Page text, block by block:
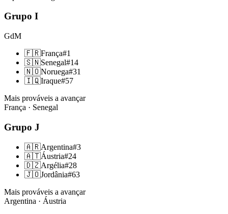
Grupo I
GdM
🇫🇷França#1
🇸🇳Senegal#14
🇳🇴Noruega#31
🇮🇶Iraque#57
Mais prováveis a avançar
França · Senegal
Grupo J
🇦🇷Argentina#3
🇦🇹Áustria#24
🇩🇿Argélia#28
🇯🇴Jordânia#63
Mais prováveis a avançar
Argentina · Áustria